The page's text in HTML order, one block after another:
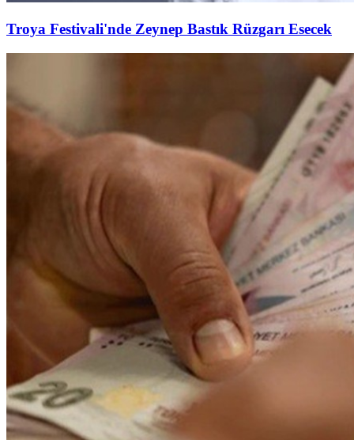
Troya Festivali'nde Zeynep Bastık Rüzgarı Esecek